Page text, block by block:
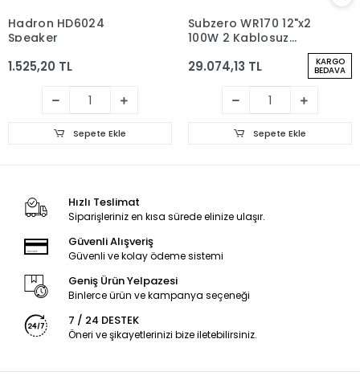
Hadron HD6024
Speaker
1.525,20 TL
Sepete Ekle
Subzero WR170 12"x2
100W 2 Kablosuz
Mikrofonlu Kumandalı
Baloncuk Çıkartan
RGB Bluetooth/Usb/Sd
Müzik Kutusu
29.074,13 TL KARGO
BEDAVA
Sepete Ekle
Hızlı Teslimat
Siparişleriniz en kısa sürede elinize ulaşır.
Güvenli Alışveriş
Güvenli ve kolay ödeme sistemi
Geniş Ürün Yelpazesi
Binlerce ürün ve kampanya seçeneği
7 / 24 DESTEK
Öneri ve şikayetlerinizi bize iletebilirsiniz.